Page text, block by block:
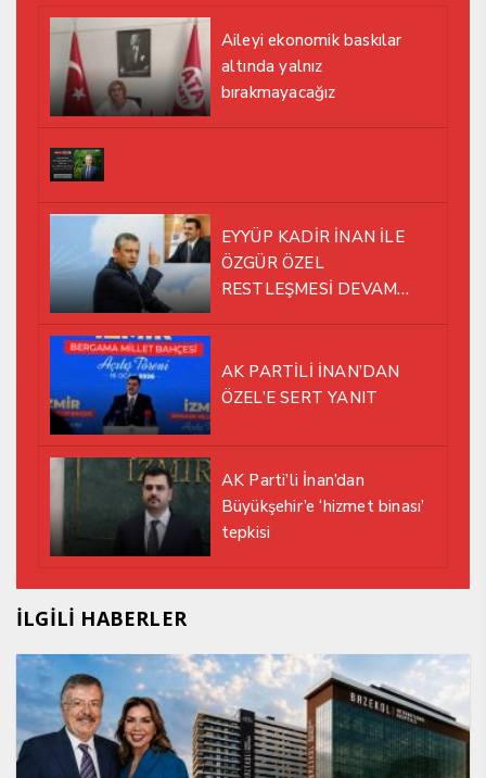
Aileyi ekonomik baskılar
altında yalnız
bırakmayacağız
EYYÜP KADİR İNAN İLE
ÖZGÜR ÖZEL
RESTLEŞMESİ DEVAM
AK PARTİLİ İNAN’DAN
ÖZEL’E SERT YANIT
AK Parti’li İnan’dan
Büyükşehir’e ‘hizmet binası’
tepkisi
İLGİLİ HABERLER